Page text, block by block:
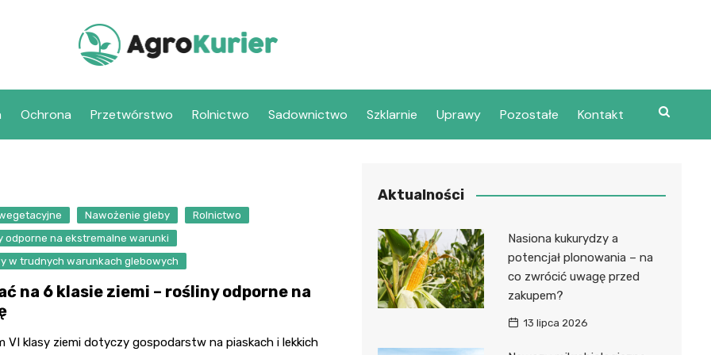
Ochrona Przetwórstwo Rolnictwo Sadownictwo Szklarnie Uprawy Pozostałe Kontakt
Nawożenie gleby
Rolnictwo
odporne na ekstremalne warunki
w trudnych warunkach glebowych
na 6 klasie ziemi – rośliny odporne na
VI klasy ziemi dotyczy gospodarstw na piaskach i lekkich
Aktualności
Nasiona kukurydzy a
potencjał plonowania – na
co zwrócić uwagę przed
zakupem?
13 lipca 2026